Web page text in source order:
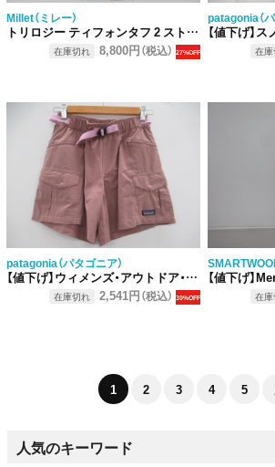
Millet（ミレー）
トリロジー ティフォンタフ 2 ストレッチパンツ
在庫切れ 8,800円（税込） 27%OFF
patagonia（
【値下げ】
在庫
patagonia（パタゴニア）
【値下げ】ウィメンズ・アウトドア・エブリデー・ショーツ 4インチ
在庫切れ 2,541円（税込） 30%OFF
【値下げ】
在庫
1 2 3 4 5
人気のキーワード